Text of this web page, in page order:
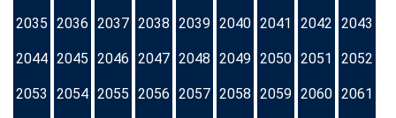
2035 2036 2037 2038 2039 2040 2041 2042 2043
2044 2045 2046 2047 2048 2049 2050 2051 2052
2053 2054 2055 2056 2057 2058 2059 2060 2061